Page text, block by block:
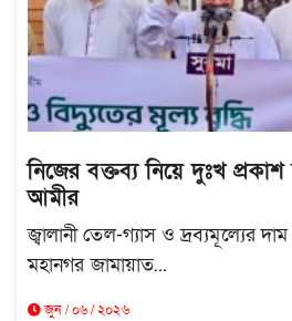
নিজের বক্তব্য নিয়ে দুঃখ
আমীর
জ্বালানী তেল-গ্যাস ও দ্রব্যমূল্যের
মহানগর জামায়াত...
জুন / ০৬ / ২০২৬